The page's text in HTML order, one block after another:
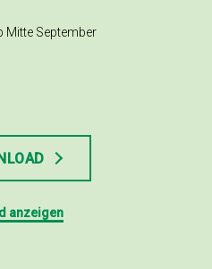
Mitte September
anzeigen